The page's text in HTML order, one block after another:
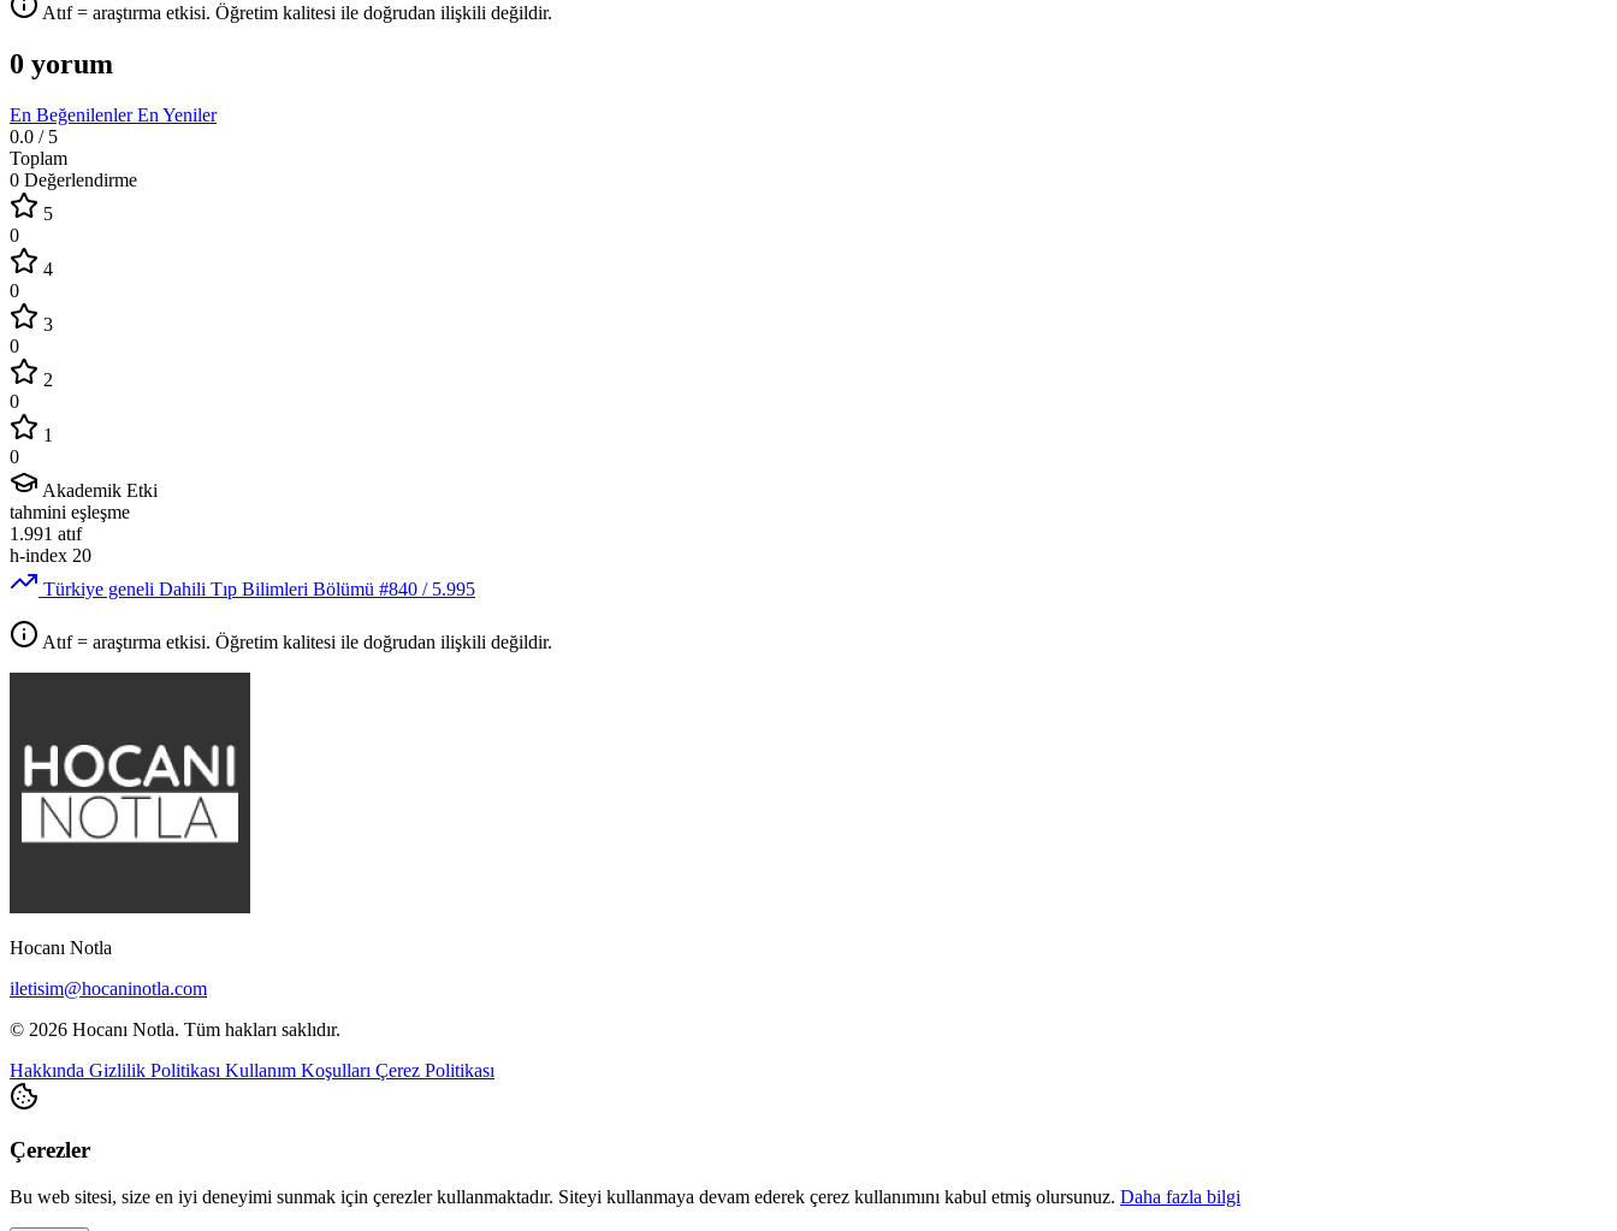
Atıf = araştırma etkisi. Öğretim kalitesi ile doğrudan ilişkili değildir.
0 yorum
En BeğenilenlerEn Yeniler
0.0 / 5
Toplam
0 Değerlendirme
5
0
4
0
3
0
2
0
1
0
Akademik Etki
tahmini eşleşme
1.991 atıf
h-index 20
Türkiye geneli Dahili Tıp Bilimleri Bölümü #840 / 5.995
Atıf = araştırma etkisi. Öğretim kalitesi ile doğrudan ilişkili değildir.
Hocanı Notla
iletisim@hocaninotla.com
© 2026 Hocanı Notla. Tüm hakları saklıdır.
Hakkında Gizlilik Politikası Kullanım Koşulları Çerez Politikası
Çerezler
Bu web sitesi, size en iyi deneyimi sunmak için çerezler kullanmaktadır. Siteyi kullanmaya devam ederek çerez kullanımını kabul etmiş olursunuz. Daha fazla bilgi